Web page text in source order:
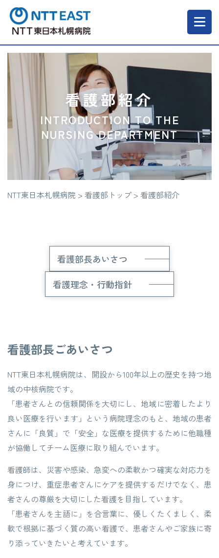
当院について
ご来院される方へ
診療科・部門
医療・介護関係の方
採用情報
看護部紹介
INTRODUCTION TO THE
NURSING DEPARTMENT
NTT東日本札幌病院 > 看護部トップ > 看護部紹介
看護部長あいさつ
看護理念・行動指針
看護部長ごあいさつ
NTT東日本札幌病院は、開設から100年以上の歴史を持つ地
域の中核病院です。
「患者さんとの信頼関係を大切にし、地域に密着したより
良い医療を行います」という病院理念のもと、地域の患者
さんに「良質」で「安全」な医療を提供するために他職種
が協働してチーム医療に取り組んでいます。
看護師は、災害や感染、急変への柔軟かつ確実な対応力を
身につけ、重症患者さんにケアを提供するだけでなく、患
者さんの尊厳を大切にした看護を目指しています。
「患者さんを主語に」を合言葉に、優しくたくましく、柔
軟で根拠に基づく質の高い看護で、患者さんやご家族に寄
り添っていきたいと考えています。